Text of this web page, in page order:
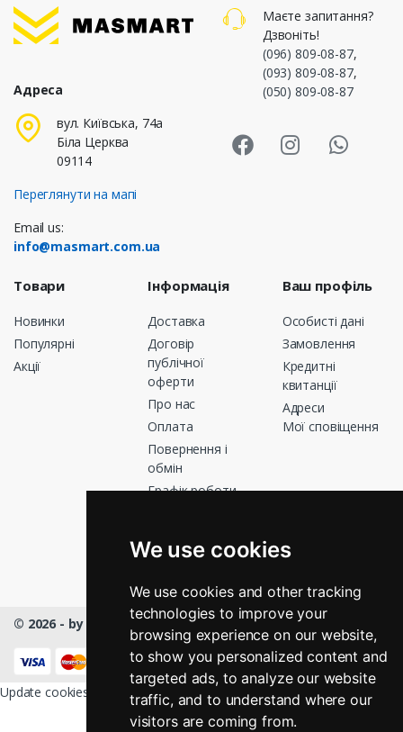
We use cookies
We use cookies and other tracking
technologies to improve your
browsing experience on our website,
to show you personalized content and
targeted ads, to analyze our website
traffic, and to understand where our
visitors are coming from.
Адреса
вул. Київська, 74а
Біла Церква
09114
Переглянути на мапі
Email us:
info@masmart.com.ua
Маєте запитання?
Дзвоніть!
(096) 809-08-87,
(093) 809-08-87,
(050) 809-08-87
Товари
Новинки
Популярні
Акції
Інформація
Доставка
Договір
публічної
оферти
Про нас
Оплата
Повернення і
обмін
Графік роботи
Магазини
Ваш профіль
Особисті дані
Замовлення
Кредитні
квитанції
Адреси
Мої сповіщення
© 2026 - by Masmart™- All rights Reserved
Update cookies preferences
КНОПКА